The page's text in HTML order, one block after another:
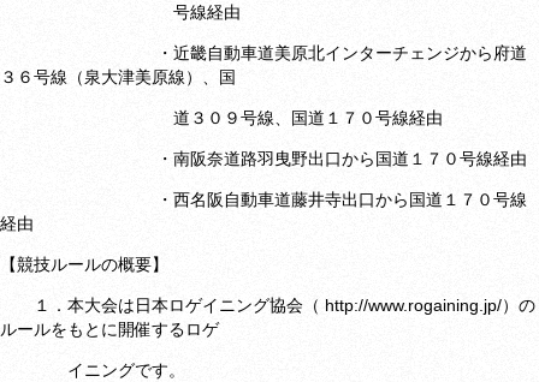
号線経由
・近畿自動車道美原北インターチェンジから府道
３６号線（泉大津美原線）、国
道３０９号線、国道１７０号線経由
・南阪奈道路羽曳野出口から国道１７０号線経由
・西名阪自動車道藤井寺出口から国道１７０号線
経由
【競技ルールの概要】
１．本大会は日本ロゲイニング協会（ http://www.rogaining.jp/）の
ルールをもとに開催するロゲ
イニングです。